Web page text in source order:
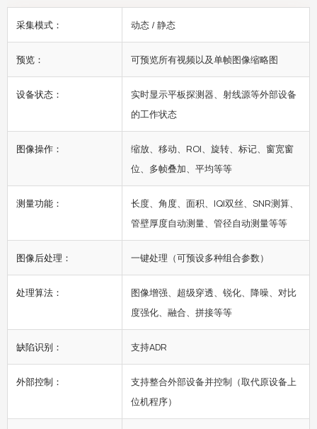
采集模式： 动态 / 静态
预览： 可预览所有视频以及单帧图像缩略图
设备状态：
实时显示平板探测器、射线源等外部设备
的工作状态
图像操作：
缩放、移动、ROI、旋转、标记、窗宽窗
位、多帧叠加、平均等等
测量功能：
长度、角度、面积、IQI双丝、SNR测算、
管壁厚度自动测量、管径自动测量等等
图像后处理： 一键处理（可预设多种组合参数）
处理算法：
图像增强、超级穿透、锐化、降噪、对比
度强化、融合、拼接等等
缺陷识别： 支持ADR
外部控制：
支持整合外部设备并控制（取代原设备上
位机程序）